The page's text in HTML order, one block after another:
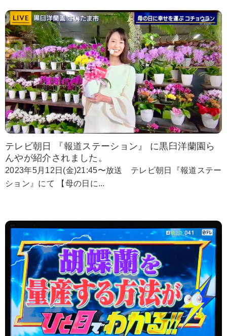
テレビ朝日 『報道ステーション』 に黒臼洋蘭園ら
んやが紹介されました。
2023年5月12日(金)21:45〜放送 テレビ朝日『報道ステー
ション』にて 【母の日に...